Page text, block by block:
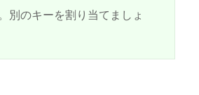
別のキーを割り当てましょ